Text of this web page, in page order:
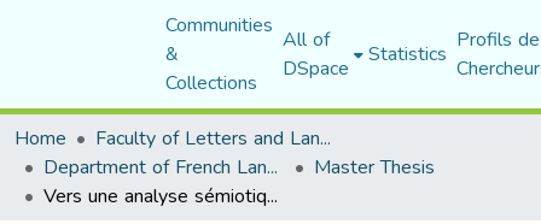
Communities
&
Collections
All of
DSpace Statistics Profils
Home
Faculty of Letters and Languages
Department of French Language and Literature Master Thesis
Vers une analyse sémiotique de la caricature : Le Hirak en Algérie dans la presse francophone algérienne. Cas des deux journaux Liberté et El Watan.